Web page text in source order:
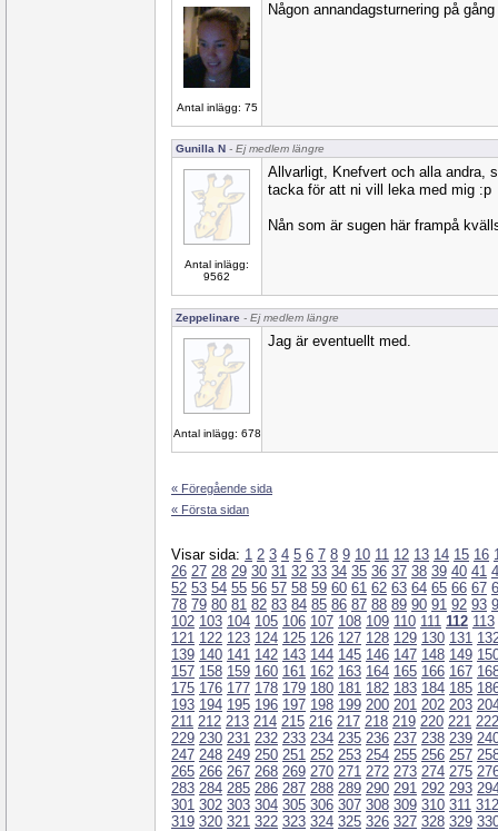
Antal inlägg: 75
Någon annandagsturnering på
Gunilla N - Ej medlem längre
Antal inlägg:
9562
Allvarligt, Knefvert och alla andra,
tacka för att ni vill leka med mig :p
Nån som är sugen här frampå
Zeppelinare - Ej medlem längre
Antal inlägg: 678
Jag är eventuellt med.
« Föregående sida
« Första sidan
Visar sida: 1 2 3 4 5 6 7 8 9 10 11 12 13 14 15 16
26 27 28 29 30 31 32 33 34 35 36 37 38 39 40 41
52 53 54 55 56 57 58 59 60 61 62 63 64 65 66 67
78 79 80 81 82 83 84 85 86 87 88 89 90 91 92 93
102 103 104 105 106 107 108 109 110 111 112 113
121 122 123 124 125 126 127 128 129 130 131
139 140 141 142 143 144 145 146 147 148 149
157 158 159 160 161 162 163 164 165 166 167
175 176 177 178 179 180 181 182 183 184 185
193 194 195 196 197 198 199 200 201 202 203
211 212 213 214 215 216 217 218 219 220 221 222
229 230 231 232 233 234 235 236 237 238 239
247 248 249 250 251 252 253 254 255 256 257
265 266 267 268 269 270 271 272 273 274 275
283 284 285 286 287 288 289 290 291 292 293
301 302 303 304 305 306 307 308 309 310 311 312
319 320 321 322 323 324 325 326 327 328 329